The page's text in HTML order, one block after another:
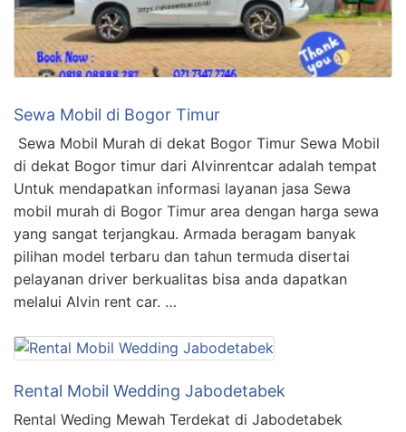
Sewa Mobil di Bogor Timur
Sewa Mobil Murah di dekat Bogor Timur Sewa Mobil
di dekat Bogor timur dari Alvinrentcar adalah tempat
Untuk mendapatkan informasi layanan jasa Sewa
mobil murah di Bogor Timur area dengan harga sewa
yang sangat terjangkau. Armada beragam banyak
pilihan model terbaru dan tahun termuda disertai
pelayanan driver berkualitas bisa anda dapatkan
melalui Alvin rent car. …
Rental Mobil Wedding Jabodetabek
Rental Weding Mewah Terdekat di Jabodetabek